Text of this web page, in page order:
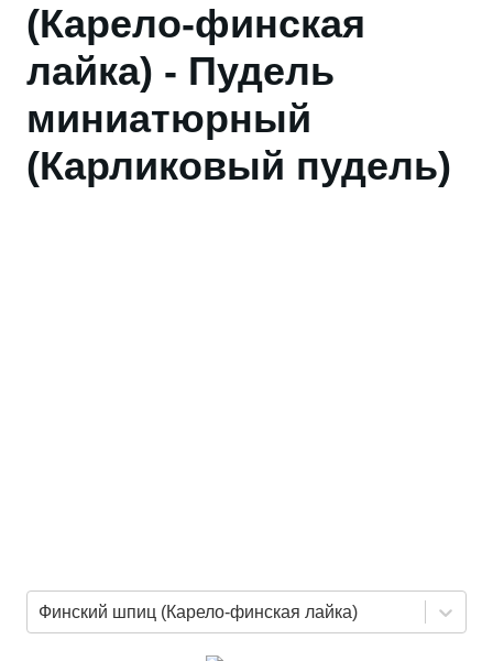
(Карело-финская
лайка) - Пудель
миниатюрный
(Карликовый пудель)
Финский шпиц (Карело-финская лайка)